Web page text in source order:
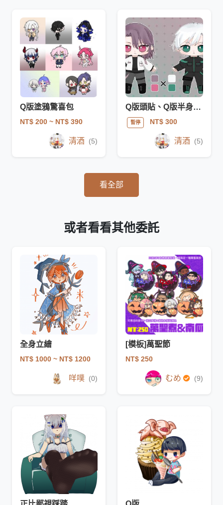
Q版塗鴉驚喜包
NT$ 200 ~ NT$ 390
清酒 (5)
Q版頭貼、Q版半身、Q版全身
暫停 NT$ 300
清酒 (5)
看全部
或者看看其他委託
全身立繪
NT$ 1000 ~ NT$ 1200
咩噗 (0)
[模板]萬聖節
NT$ 250
むめ (9)